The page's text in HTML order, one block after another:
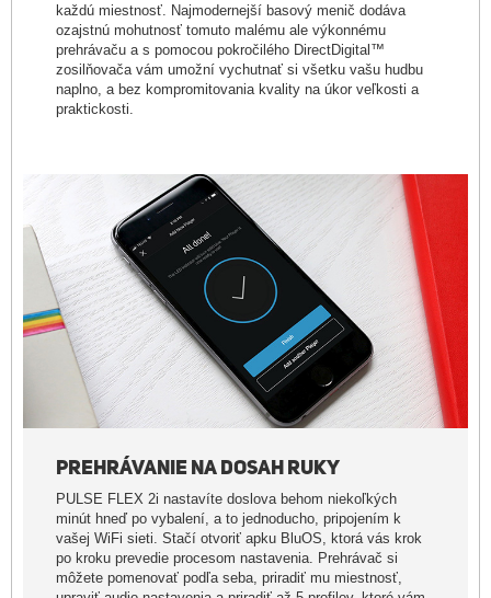
každú miestnosť. Najmodernejší basový menič dodáva
ozajstnú mohutnosť tomuto malému ale výkonnému
prehrávaču a s pomocou pokročilého DirectDigital™
zosilňovača vám umožní vychutnať si všetku vašu hudbu
naplno, a bez kompromitovania kvality na úkor veľkosti a
praktickosti.
PREHRÁVANIE NA DOSAH RUKY
PULSE FLEX 2i nastavíte doslova behom niekoľkých
minút hneď po vybalení, a to jednoducho, pripojením k
vašej WiFi sieti. Stačí otvoriť apku BluOS, ktorá vás krok
po kroku prevedie procesom nastavenia. Prehrávač si
môžete pomenovať podľa seba, priradiť mu miestnosť,